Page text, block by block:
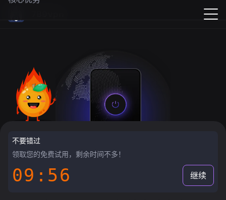
不要错过
领取您的免费试用，剩余时间不多！
09:55 继续